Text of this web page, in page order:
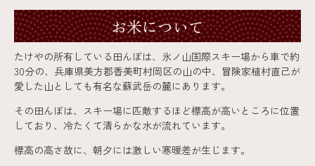
お米について
たけやの所有している田んぼは、氷ノ山国際スキー場から車で約
30分の、兵庫県美方郡香美町村岡区の山の中、冒険家植村直己が
愛した山としても有名な蘇武岳の麓にあります。
その田んぼは、スキー場に匹敵するほど標高が高いところに位置
しており、冷たくて清らかな水が流れています。
標高の高さ故に、朝夕には激しい寒暖差が生じます。